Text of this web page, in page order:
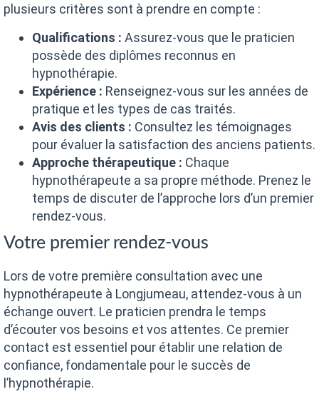
plusieurs critères sont à prendre en compte :
Qualifications : Assurez-vous que le praticien
possède des diplômes reconnus en
hypnothérapie.
Expérience : Renseignez-vous sur les années de
pratique et les types de cas traités.
Avis des clients : Consultez les témoignages
pour évaluer la satisfaction des anciens patients.
Approche thérapeutique : Chaque
hypnothérapeute a sa propre méthode. Prenez le
temps de discuter de l’approche lors d’un premier
rendez-vous.
Votre premier rendez-vous
Lors de votre première consultation avec une
hypnothérapeute à Longjumeau, attendez-vous à un
échange ouvert. Le praticien prendra le temps
d’écouter vos besoins et vos attentes. Ce premier
contact est essentiel pour établir une relation de
confiance, fondamentale pour le succès de
l’hypnothérapie.